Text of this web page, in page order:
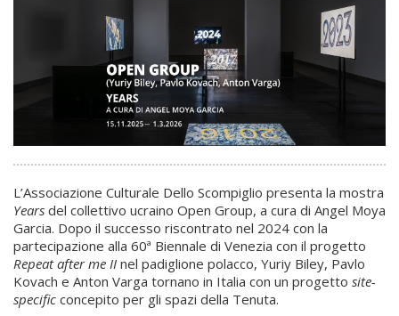
L’Associazione Culturale Dello Scompiglio presenta la mostra
Years del collettivo ucraino Open Group, a cura di Angel Moya
Garcia. Dopo il successo riscontrato nel 2024 con la
partecipazione alla 60ª Biennale di Venezia con il progetto
Repeat after me II nel padiglione polacco, Yuriy Biley, Pavlo
Kovach e Anton Varga tornano in Italia con un progetto site-
specific concepito per gli spazi della Tenuta.